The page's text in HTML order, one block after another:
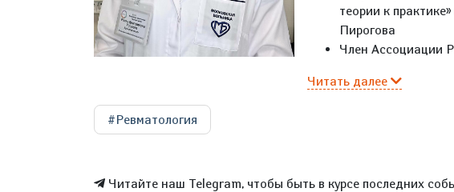
теории к
Пирогова
Член Ассоциации
Читать далее
#Ревматология
Читайте наш Telegram, чтобы быть в курсе последних